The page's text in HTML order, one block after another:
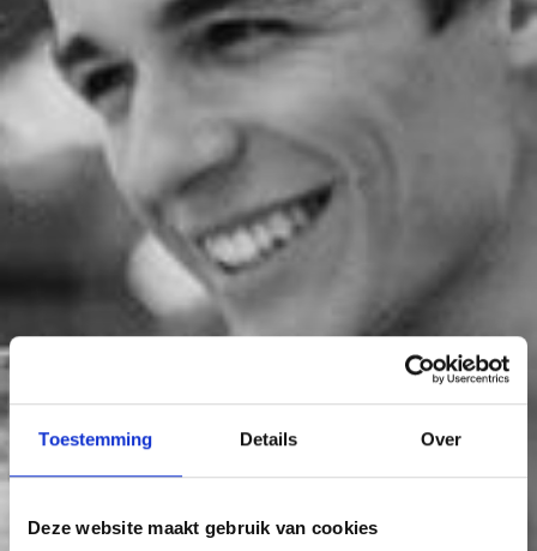
Toestemming Details Over
Deze website maakt gebruik van cookies